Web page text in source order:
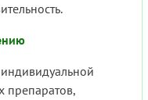
препаратов,